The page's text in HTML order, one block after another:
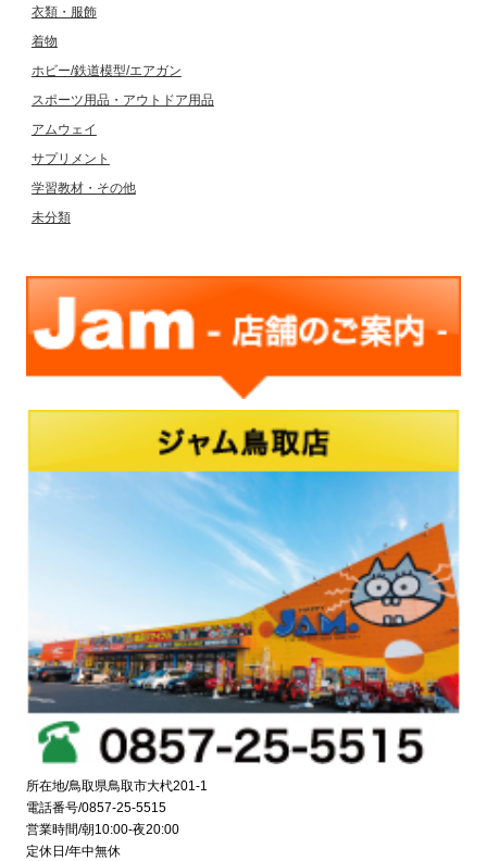
衣類・服飾
着物
ホビー/鉄道模型/エアガン
スポーツ用品・アウトドア用品
アムウェイ
サプリメント
学習教材・その他
未分類
所在地/鳥取県鳥取市大杙201-1
電話番号/0857-25-5515
営業時間/朝10:00-夜20:00
定休日/年中無休